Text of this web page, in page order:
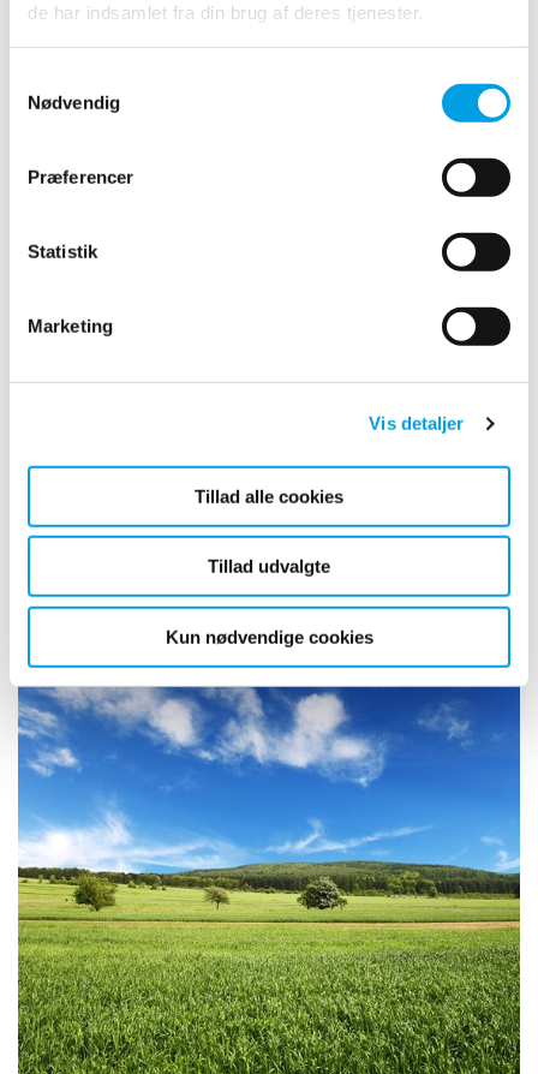
de har indsamlet fra din brug af deres tjenester.
Nødvendig
Præferencer
Statistik
Marketing
Vis detaljer
Tillad alle cookies
Tillad udvalgte
Kun nødvendige cookies
Erhvervspartner Fonden for Socialt
Mere om Polygons ansvar